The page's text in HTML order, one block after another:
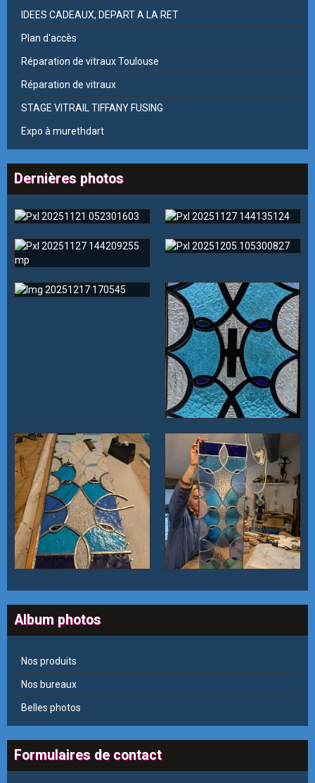
IDEES CADEAUX, DEPART A LA RET
Plan d'accès
Réparation de vitraux Toulouse
Réparation de vitraux
STAGE VITRAIL TIFFANY FUSING
Expo à murethdart
Dernières photos
Album photos
Nos produits
Nos bureaux
Belles photos
Formulaires de contact